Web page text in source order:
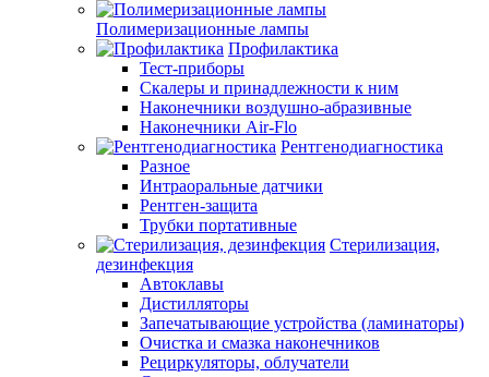
Полимеризационные лампы
Профилактика
Тест-приборы
Скалеры и принадлежности к ним
Наконечники воздушно-абразивные
Наконечники Air-Flo
Рентгенодиагностика
Разное
Интраоральные датчики
Рентген-защита
Трубки портативные
Стерилизация,
дезинфекция
Автоклавы
Дистилляторы
Запечатывающие устройства (ламинаторы)
Очистка и смазка наконечников
Рециркуляторы, облучатели